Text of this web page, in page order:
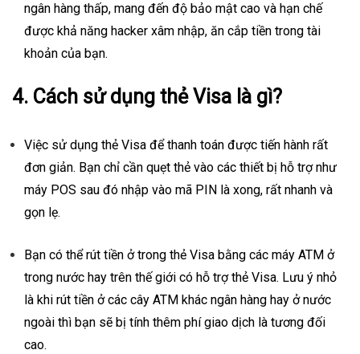
ngân hàng thấp, mang đến độ bảo mật cao và hạn chế
được khả năng hacker xâm nhập, ăn cắp tiền trong tài
khoản của bạn.
4. Cách sử dụng thẻ Visa là gì?
Việc sử dụng thẻ Visa để thanh toán được tiến hành rất
đơn giản. Bạn chỉ cần quẹt thẻ vào các thiết bị hỗ trợ như
máy POS sau đó nhập vào mã PIN là xong, rất nhanh và
gọn lẹ.
Bạn có thể rút tiền ở trong thẻ Visa bằng các máy ATM ở
trong nước hay trên thế giới có hỗ trợ thẻ Visa. Lưu ý nhỏ
là khi rút tiền ở các cây ATM khác ngân hàng hay ở nước
ngoài thì bạn sẽ bị tính thêm phí giao dịch là tương đối
cao.